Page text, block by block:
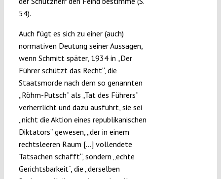
54).
Auch fügt es sich zu einer (auch)
normativen Deutung seiner Aussagen,
wenn Schmitt später, 1934 in „Der
Führer schützt das Recht“, die
Staatsmorde nach dem so genannten
„Röhm-Putsch“ als „Tat des Führers“
verherrlicht und dazu ausführt, sie sei
„nicht die Aktion eines republikanischen
Diktators“ gewesen, „der in einem
rechtsleeren Raum […] vollendete
Tatsachen schafft“, sondern „echte
Gerichtsbarkeit“, die „derselben